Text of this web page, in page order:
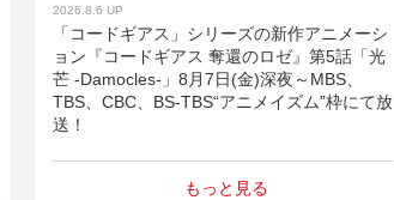
2026.8.6 UP
「コードギアス」シリーズの新作アニメーシ
ョン『コードギアス 奪還のロゼ』第5話「光
芒 -Damocles-」8月7日(金)深夜～MBS、
TBS、CBC、BS-TBS“アニメイズム”枠にて放
送！
もっと見る